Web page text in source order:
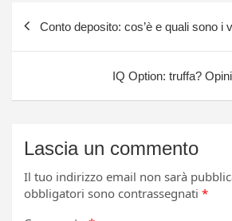
Conto deposito: cos’è e quali sono i
IQ Option: truffa?
Lascia un commento
Il tuo indirizzo email non sarà
obbligatori sono contrassegnati *